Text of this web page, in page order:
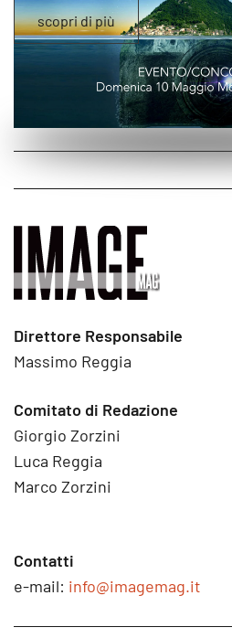
scopri di più
Direttore Responsabile
Massimo Reggia
Comitato di Redazione
Giorgio Zorzini
Luca Reggia
Marco Zorzini
Contatti
e-mail: info@imagemag.it